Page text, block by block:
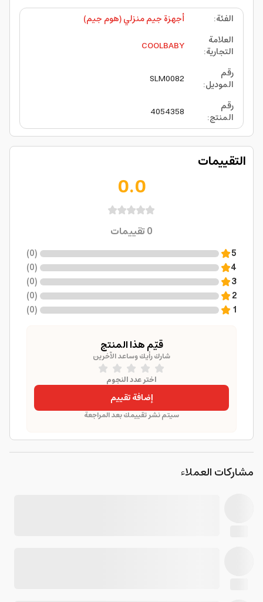
الفئة:
أجهزة جيم منزلي (هوم جيم)
العلامة
التجارية:
COOLBABY
رقم
الموديل:
SLM0082
رقم
المنتج:
4054358
التقييمات
0.0
0تقييمات
5
(
0
)
4
(
0
)
3
(
0
)
2
(
0
)
1
(
0
)
قيّم هذا المنتج
شارك رأيك وساعد الآخرين
اختر عدد النجوم
إضافة تقييم
سيتم نشر تقييمك بعد المراجعة
مشاركات العملاء